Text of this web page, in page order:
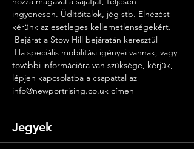
ingyenesen. Üdítőitalok, jég stb. Elnézést
kérünk az esetleges kellemetlenségekért.
Bejárat a Stow Hill bejáratán keresztül
további információra van szüksége, kérjük,
lépjen kapcsolatba a csapattal az
info@newportrising.co.uk címen
Jegyek